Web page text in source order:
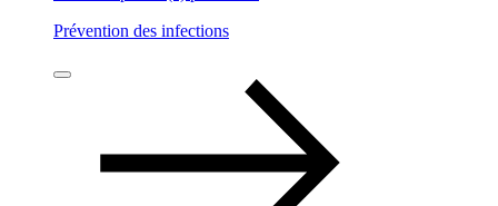
Prévention des infections